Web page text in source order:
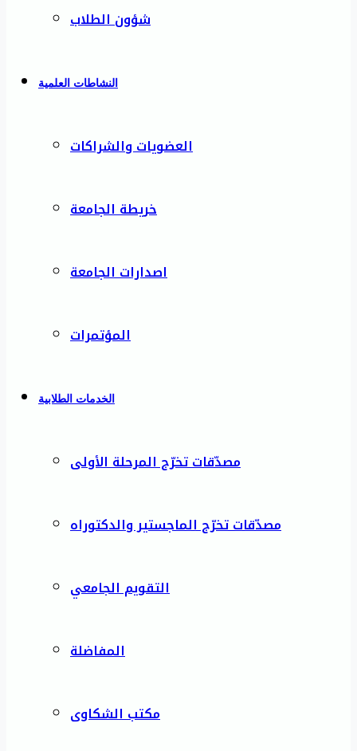
شؤون الطلاب
النشاطات العلمية
العضويات والشراكات
خريطة الجامعة
اصدارات الجامعة
المؤتمرات
الخدمات الطلابية
مصدّقات تخرّج المرحلة الأولى
مصدّقات تخرّج الماجستير والدكتوراه
التقويم الجامعي
المفاضلة
مكتب الشكاوى